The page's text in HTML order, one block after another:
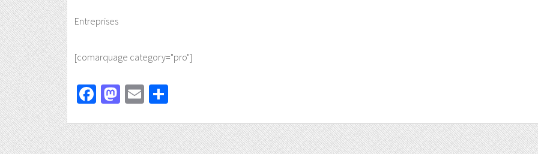
Entreprises
[comarquage category="pro"]
Facebook
Mastodon
Email